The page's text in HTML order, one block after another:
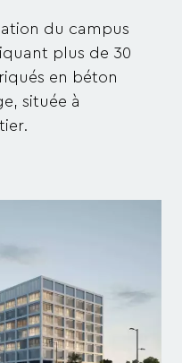
du campus
plus de 30
en béton
située à